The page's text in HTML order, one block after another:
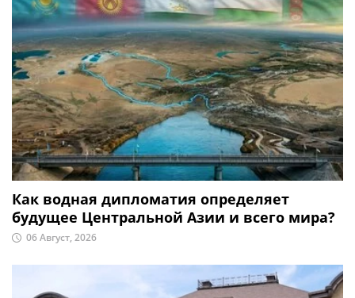
Как водная дипломатия определяет
будущее Центральной Азии и всего мира?
06 Август, 2026